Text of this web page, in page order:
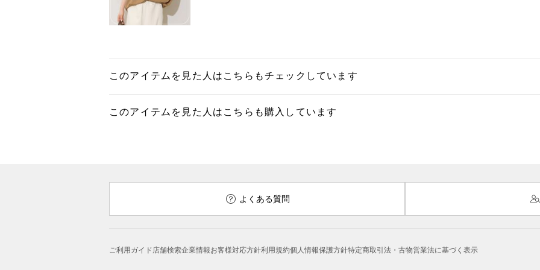
このアイテムを見た人はこちらもチェックしています
このアイテムを見た人はこちらも購入しています
よくある質問
ご利用ガイド店舗検索企業情報お客様対応方針利用規約個人情報保護方針特定商取引法・古物営業法に基づく表示